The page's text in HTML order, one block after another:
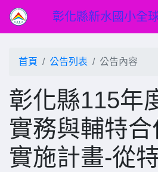
彰化縣新水國小全
首頁 公告列表 公告內容
彰化縣115年
實務與輔特
實施計畫-從